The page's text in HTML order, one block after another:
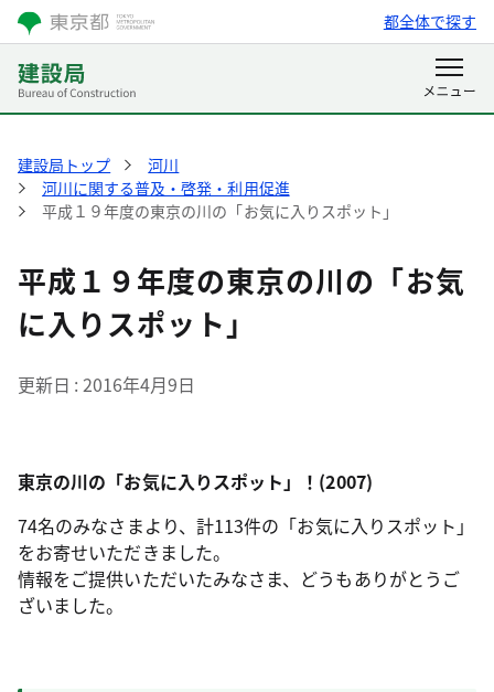
都全体で探す
建設局トップ
河川
河川に関する普及・啓発・利用促進
平成１９年度の東京の川の「お気に入りスポット」
平成１９年度の東京の川の「お気
に入りスポット」
更新日 2016年4月9日
東京の川の「お気に入りスポット」！(2007)
74名のみなさまより、計113件の「お気に入りスポット」
をお寄せいただきました。
情報をご提供いただいたみなさま、どうもありがとうご
ざいました。